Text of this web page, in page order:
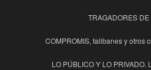
TRAGADORES
COMPROMIS, talibanes y otros
LO PÚBLICO Y LO PRIVADO.